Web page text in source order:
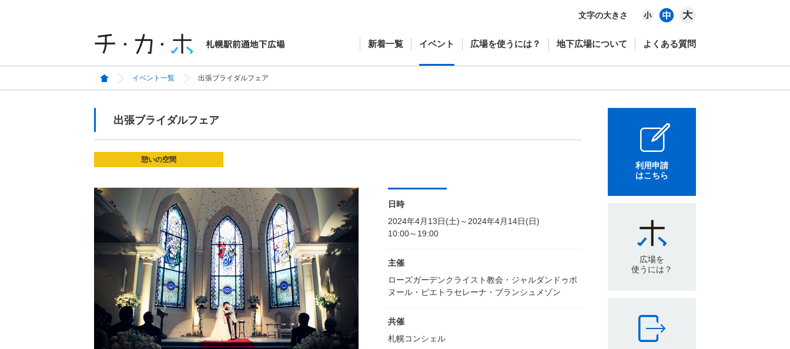
文字の大きさ
新着一覧 イベント 広場を使うには？ 地下広場について よくある質問
イベント一覧 出張ブライダルフェア
出張ブライダルフェア
憩いの空間
日時
2024年4月13日(土)～2024年4月14日(日)
10:00～19:00
主催
ローズガーデンクライスト教会・ジャルダンドゥボ
ヌール・ピエトラセレーナ・ブランシュメゾン
共催
札幌コンシェル
利用申請
はこちら
広場を
使うには？